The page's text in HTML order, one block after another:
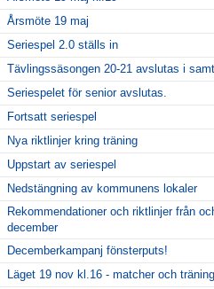
Årsmöte 19 maj
Seriespel 2.0 ställs in
Tävlingssäsongen 20-21 avslutas i
Seriespelet för senior avslutas.
Fortsatt seriespel
Nya riktlinjer kring träning
Uppstart av seriespel
Nedstängning av kommunens lokaler
Rekommendationer och riktlinjer från
december
Decemberkampanj fönsterputs!
Läget 19 nov kl.16 - matcher och träning